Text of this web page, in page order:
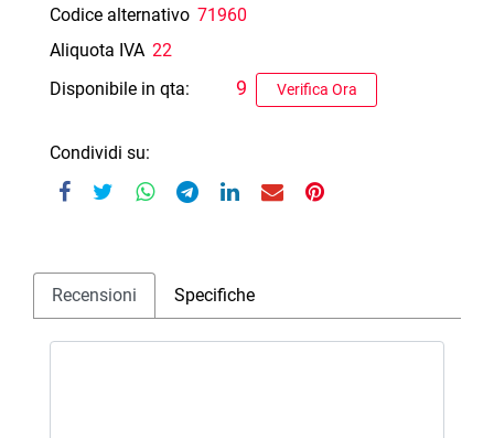
Codice alternativo 71960
Aliquota IVA 22
Disponibile in qta:
Verifica Ora
9
Condividi su:
Recensioni Specifiche